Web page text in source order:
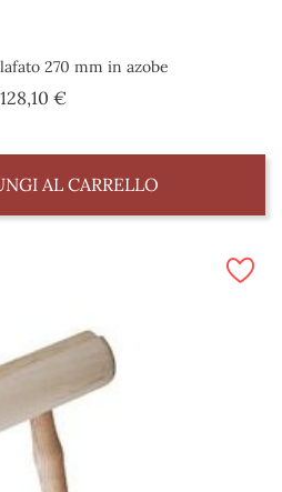
270 mm in azobe
128,10 €Prezzo
AL CARRELLO